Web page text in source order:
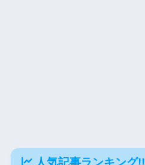
人気記事ランキング!!